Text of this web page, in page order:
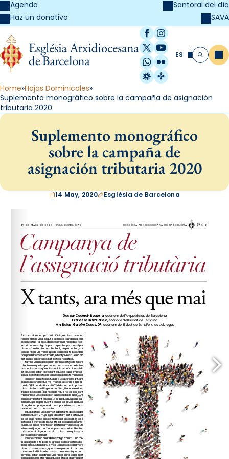
Agenda
Haz un donativo
Santoral del día
SAVA
Facebook
Instagram
X / Twitter
YouTube
WhatsApp
Flickr
Radio Estel
Catalunya
ES Buscar
Home Hojas Dominicales
Suplemento monográfico sobre la campaña de asignación
tributaria 2020
Suplemento monográfico
sobre la campaña de
asignación tributaria 2020
14 May, 2020 Església de Barcelona
seus difunts, enviant el nom i cognoms a difunts@arqbcn.cat